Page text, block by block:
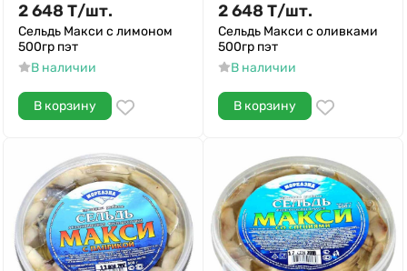
2 648 Т/шт.
Сельдь Макси с лимоном
500гр пэт
В наличии
В корзину
2 648 Т/шт.
Сельдь Макси с оливками
500гр пэт
В наличии
В корзину